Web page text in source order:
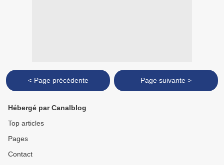
< Page précédente Page suivante >
Hébergé par Canalblog
Top articles
Pages
Contact